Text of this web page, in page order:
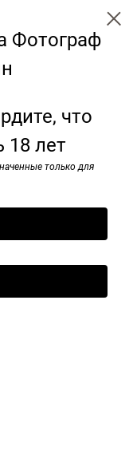
Фотограф
что
18 лет
только для
для